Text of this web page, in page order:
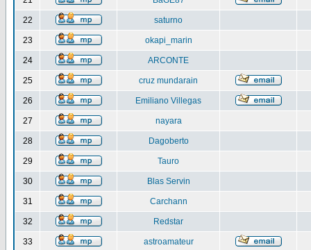
22 saturno
23 okapi_marin
24 ARCONTE
25 cruz mundarain
26 Emiliano Villegas
27 nayara
28 Dagoberto
29 Tauro
30 Blas Servin
31 Carchann
32 Redstar
33 astroamateur